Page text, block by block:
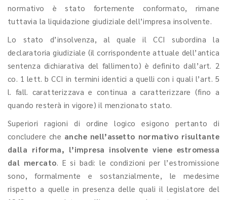
normativo è stato fortemente conformato, rimane
tuttavia la liquidazione giudiziale dell’impresa insolvente.
Lo stato d’insolvenza, al quale il CCI subordina la
declaratoria giudiziale (il corrispondente attuale dell’antica
sentenza dichiarativa del fallimento) è definito dall’art. 2
co. 1 lett. b CCI in termini identici a quelli con i quali l’art. 5
l. fall. caratterizzava e continua a caratterizzare (fino a
quando resterà in vigore) il menzionato stato.
Superiori ragioni di ordine logico esigono pertanto di
concludere che anche nell’assetto normativo risultante
dalla riforma, l’impresa insolvente viene estromessa
dal mercato. E si badi: le condizioni per l’estromissione
sono, formalmente e sostanzialmente, le medesime
rispetto a quelle in presenza delle quali il legislatore del